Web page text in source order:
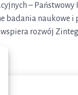
– Państwowy
naukowe i
rozwój